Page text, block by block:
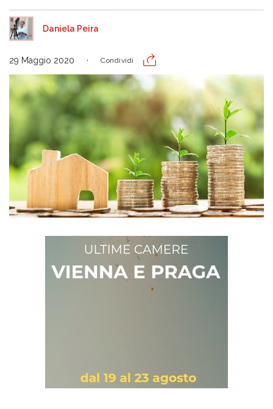
Daniela Peira
29 Maggio 2020 Condividi